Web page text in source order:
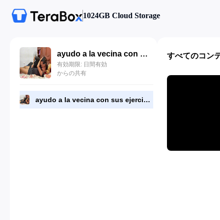
1024GB Cloud Storage
ayudo a la vecina con sus ejercicios.mp4
有効期限: 日間有効
からの共有
ayudo a la vecina con sus ejercicios.mp4
すべてのコン